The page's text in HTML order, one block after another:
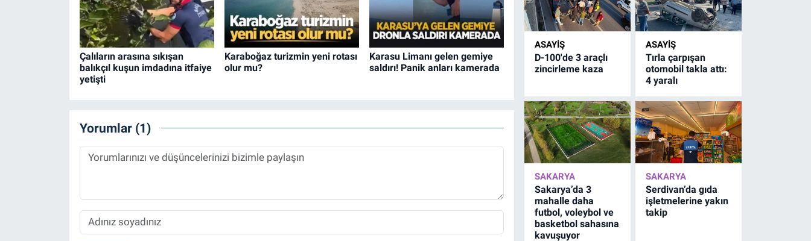
Çalıların arasına sıkışan
balıkçıl kuşun imdadına itfaiye
yetişti
Karaboğaz turizmin yeni rotası
olur mu?
Karasu Limanı gelen gemiye
saldırı! Panik anları kamerada
Yorumlar (1)
ASAYİŞ
D-100'de 3 araçlı
zincirleme kaza
ASAYİŞ
Tırla çarpışan
otomobil takla attı:
4 yaralı
SAKARYA
Sakarya’da 3
mahalle daha
futbol, voleybol ve
basketbol sahasına
kavuşuyor
SAKARYA
Serdivan’da gıda
işletmelerine yakın
takip